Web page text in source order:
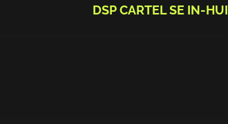
DSP CARTEL SE IN-